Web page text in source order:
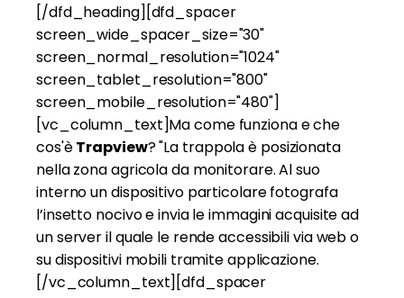
[/dfd_heading][dfd_spacer
screen_wide_spacer_size="30"
screen_normal_resolution="1024"
screen_tablet_resolution="800"
screen_mobile_resolution="480"]
[vc_column_text]Ma come funziona e che
cos'èTrapview? "La trappola è posizionata
nella zona agricola da monitorare. Al suo
interno un dispositivo particolare fotografa
l’insetto nocivo e invia le immagini acquisite ad
un server il quale le rende accessibili via web o
su dispositivi mobili tramite applicazione.
[/vc_column_text][dfd_spacer